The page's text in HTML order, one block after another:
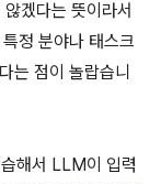
겠다는 뜻이라서
정 분야나 태스크
는 점이 놀랍습니
해서 LLM이 입력